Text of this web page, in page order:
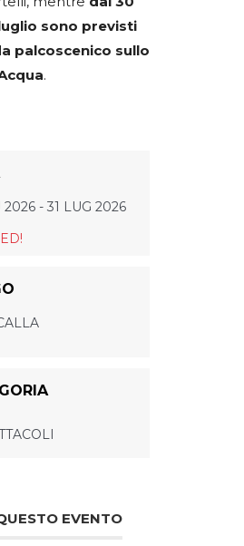
sono previsti
palcoscenico sullo
.
2026 - 31 LUG 2026
EVENTO